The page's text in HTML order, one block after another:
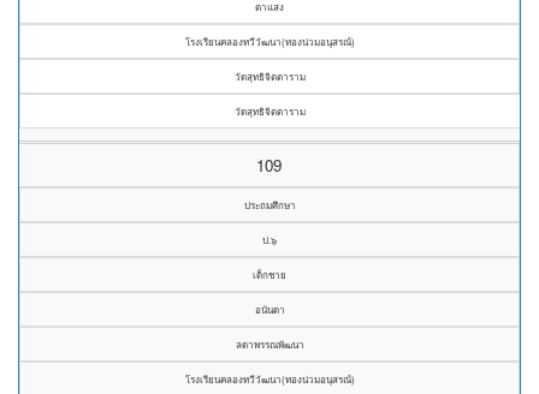
ตาแสง
โรงเรียนคลองทวีวัฒนา(ทองน่วมอนุสรณ์)
วัดสุทธิจิตตาราม
วัดสุทธิจิตตาราม
109
ประถมศึกษา
ป.๖
เด็กชาย
อนันดา
ลดาพรรณพัฒนา
โรงเรียนคลองทวีวัฒนา(ทองน่วมอนุสรณ์)